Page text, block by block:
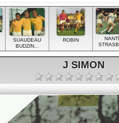
SUAUDEAU
BUDZIN...
ROBIN
J SIMON